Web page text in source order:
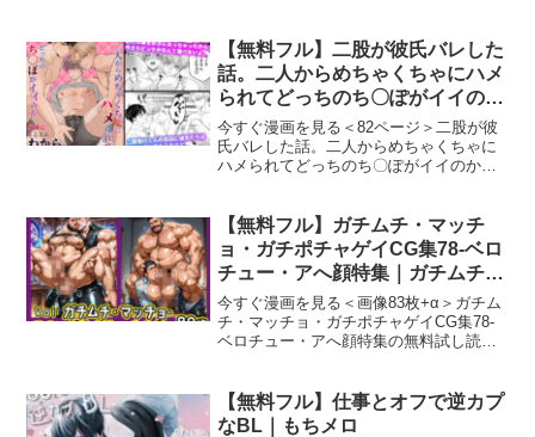
る話題のエロ漫画『初めてのメスイキマ
ッサージ〜取材に行
【無料フル】二股が彼氏バレした
話。二人からめちゃくちゃにハメ
られてどっちのち〇ぽがイイのか
身体にとことんわからセックスさ
れちゃった｜OL
今すぐ漫画を見る＜82ページ＞二股が彼
氏バレした話。二人からめちゃくちゃに
ハメられてどっちのち〇ぽがイイのか身
ークル『OL』による話題のエロ漫画『二
股が彼氏バレした
【無料フル】ガチムチ・マッチ
ョ・ガチポチャゲイCG集78-ベロ
チュー・アへ顔特集｜ガチムチゲ
イCG
今すぐ漫画を見る＜画像83枚+α＞ガチム
チ・マッチョ・ガチポチャゲイCG集78-
ベロチュー・アへ顔特集の無料試し読み
チ・マッチョ・ガチポチャゲイCG集78-
ベロチ
【無料フル】仕事とオフで逆カプ
なBL｜もちメロ